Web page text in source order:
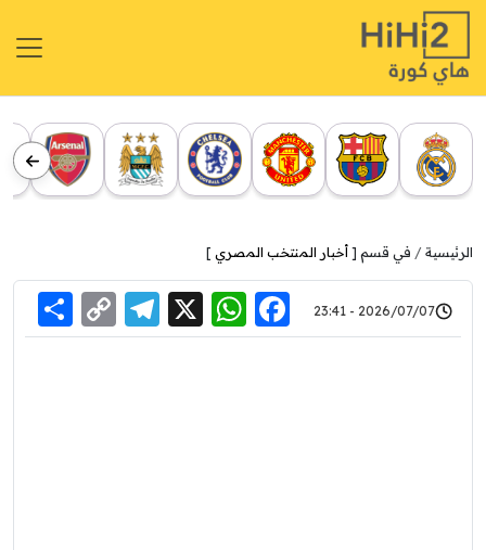
الرئيسية في قسم [ أخبار المنتخب المصري ]
2026/07/07 - 23:41
Facebook
WhatsApp
X
Link